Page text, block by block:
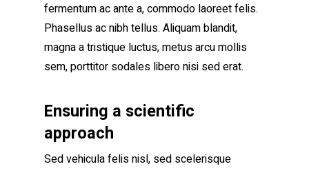
fermentum ac ante a, commodo laoreet felis.
Phasellus ac nibh tellus. Aliquam blandit,
magna a tristique luctus, metus arcu mollis
sem, porttitor sodales libero nisi sed erat.
Ensuring a scientific
approach
Sed vehicula felis nisl, sed scelerisque